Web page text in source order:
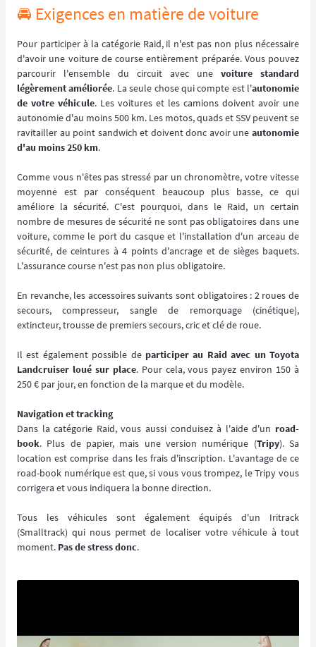
🚘️ Exigences en matière de voiture
Pour participer à la catégorie Raid, il n'est pas non plus nécessaire
d'avoir une voiture de course entièrement préparée. Vous pouvez
parcourir l'ensemble du circuit avec une voiture standard
légèrement améliorée. La seule chose qui compte est l'autonomie
de votre véhicule. Les voitures et les camions doivent avoir une
autonomie d'au moins 500 km. Les motos, quads et SSV peuvent se
ravitailler au point sandwich et doivent donc avoir une autonomie
d'au moins 250 km.
Comme vous n'êtes pas stressé par un chronomètre, votre vitesse
moyenne est par conséquent beaucoup plus basse, ce qui
améliore la sécurité. C'est pourquoi, dans le Raid, un certain
nombre de mesures de sécurité ne sont pas obligatoires dans une
voiture, comme le port du casque et l'installation d'un arceau de
sécurité, de ceintures à 4 points d'ancrage et de sièges baquets.
L'assurance course n'est pas non plus obligatoire.
En revanche, les accessoires suivants sont obligatoires : 2 roues de
secours, compresseur, sangle de remorquage (cinétique),
extincteur, trousse de premiers secours, cric et clé de roue.
Il est également possible de participer au Raid avec un Toyota
Landcruiser loué sur place. Pour cela, vous payez environ 150 à
250 € par jour, en fonction de la marque et du modèle.
Navigation et tracking
Dans la catégorie Raid, vous aussi conduisez à l'aide d'un road-
book. Plus de papier, mais une version numérique (Tripy). Sa
location est comprise dans les frais d'inscription. L'avantage de ce
road-book numérique est que, si vous vous trompez, le Tripy vous
corrigera et vous indiquera la bonne direction.
Tous les véhicules sont également équipés d'un Iritrack
(Smalltrack) qui nous permet de localiser votre véhicule à tout
moment. Pas de stress donc.